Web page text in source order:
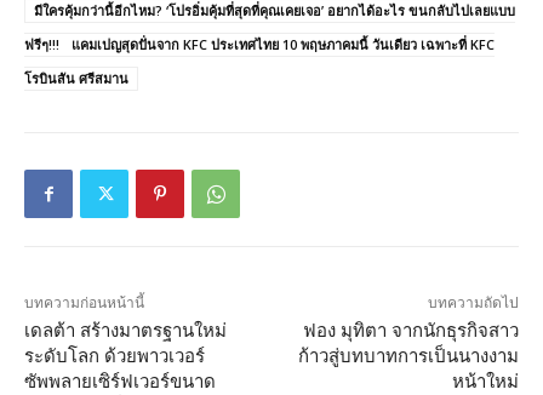
มีใครคุ้มกว่านี้อีกไหม? ‘โปรอิ่มคุ้มที่สุดที่คุณเคยเจอ’ อยากได้อะไร ขนกลับไปเลยแบบ
ฟรีๆ!!! แคมเปญสุดปั่นจาก KFC ประเทศไทย 10 พฤษภาคมนี้ วันเดียว เฉพาะที่ KFC
โรบินสัน ศรีสมาน
บทความก่อนหน้านี้
เดลต้า สร้างมาตรฐานใหม่
ระดับโลก ด้วยพาวเวอร์
ซัพพลายเซิร์ฟเวอร์ขนาด
บทความถัดไป
ฟอง มุทิตา จากนักธุรกิจสาว
ก้าวสู่บทบาทการเป็นนางงาม
หน้าใหม่